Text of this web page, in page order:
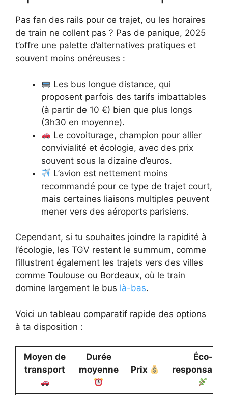
Pas fan des rails pour ce trajet, ou les horaires
de train ne collent pas ? Pas de panique, 2025
t’offre une palette d’alternatives pratiques et
souvent moins onéreuses :
Les bus longue distance, qui
proposent parfois des tarifs imbattables
(à partir de 10 €) bien que plus longs
(3h30 en moyenne).
Le covoiturage, champion pour allier
convivialité et écologie, avec des prix
souvent sous la dizaine d’euros.
L’avion est nettement moins
recommandé pour ce type de trajet court,
mais certaines liaisons multiples peuvent
mener vers des aéroports parisiens.
Cependant, si tu souhaites joindre la rapidité à
l’écologie, les TGV restent le summum, comme
l’illustrent également les trajets vers des villes
comme Toulouse ou Bordeaux, où le train
domine largement le bus là-bas.
Voici un tableau comparatif rapide des options
à ta disposition :
Moyen de
transport
Durée
moyenne
Prix
Éco-